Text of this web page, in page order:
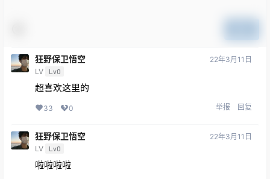
狂野保卫悟空
LV Lv0
22年3月11日
超喜欢这里的
33 0 举报 回复
狂野保卫悟空
LV Lv0
22年3月11日
啦啦啦啦